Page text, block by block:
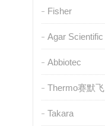
Fisher
Agar Scientific
Abbiotec
Thermo赛默飞
Takara